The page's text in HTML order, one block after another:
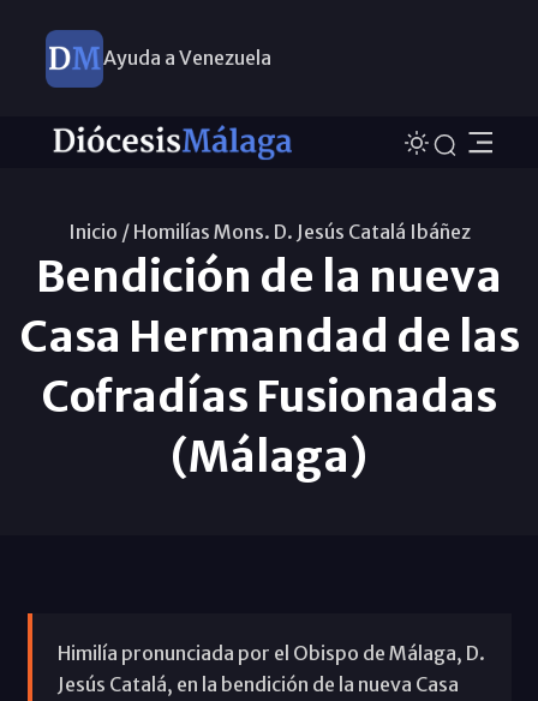
Ayuda a Venezuela
Inicio / Homilías Mons. D. Jesús Catalá Ibáñez
Bendición de la nueva
Casa Hermandad de las
Cofradías Fusionadas
(Málaga)
Himilía pronunciada por el Obispo de Málaga, D.
Jesús Catalá, en la bendición de la nueva Casa